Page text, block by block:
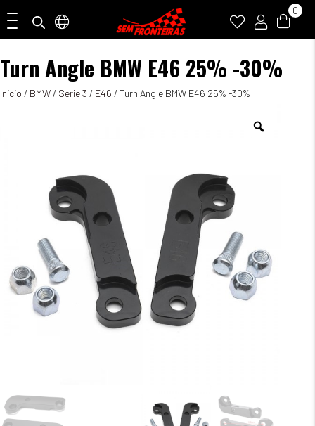
0
Turn Angle BMW E46 25% -30%
Início / BMW/ Serie 3 / E46 / Turn Angle BMW E46 25% -30%